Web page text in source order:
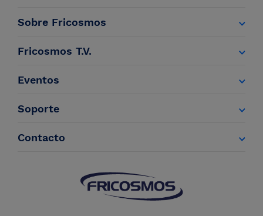
Sobre Fricosmos
Fricosmos T.V.
Eventos
Soporte
Contacto